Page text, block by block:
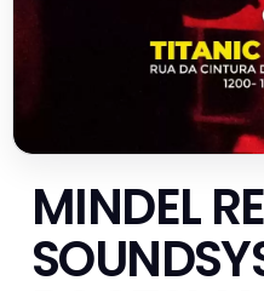
MINDEL